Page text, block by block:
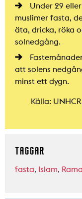
Under 29
muslimer fasta,
äta, dricka, röka
solnedgång.
att solens
minst ett dygn.
Källa:
TAGGAR
fasta, Islam,